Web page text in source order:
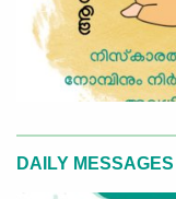
DAILY MESSAGES